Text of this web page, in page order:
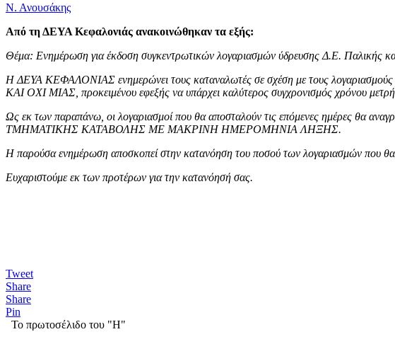
Ν. Ανουσάκης
Από τη ΔΕΥΑ Κεφαλονιάς ανακοινώθηκαν τα εξής:
Θέμα: Ενημέρωση για έκδοση συγκεντρωτικών λογαριασμών ύδρευσης Δ.Ε. Παλικής
Η ΔΕΥΑ ΚΕΦΑΛΟΝΙΑΣ ενημερώνει τους καταναλωτές σε σχέση με τους
ΚΑΙ ΟΧΙ ΜΙΑΣ, προκειμένου εφεξής να υπάρχει καλύτερος συγχρονισμός χρόνου
Ως εκ των παραπάνω, οι λογαριασμοί που θα αποσταλούν τις επόμενες ημέρες θα
ΤΜΗΜΑΤΙΚΗΣ ΚΑΤΑΒΟΛΗΣ ΜΕ ΜΑΚΡΙΝΗ ΗΜΕΡΟΜΗΝΙΑ ΛΗΞΗΣ.
Η παρούσα ενημέρωση αποσκοπεί στην κατανόηση του ποσού των λογαριασμών που
Ευχαριστούμε εκ των προτέρων για την κατανόησή σας.
Tweet
Share
Share
Pin
Το πρωτοσέλιδο του "Η"